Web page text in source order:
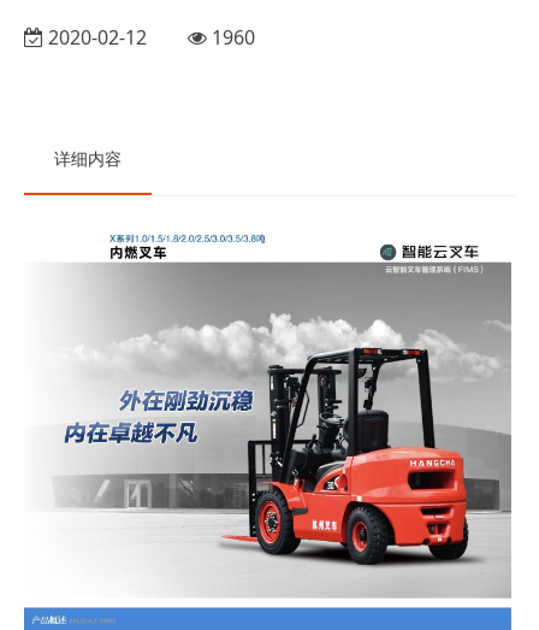
2020-02-12 1960
详细内容